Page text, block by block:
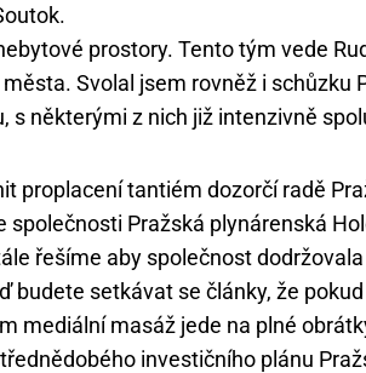
prostory. Tento tým vede
Svolal jsem rovněž i schůzku
s některými z nich již intenzivně
proplacení tantiém dozorčí radě
Pražská plynárenská
řešíme aby společnost
budete setkávat se články, že
mediální masáž jede na plné
investičního plánu